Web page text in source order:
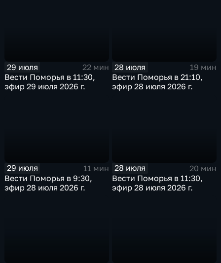
29 июля
22 мин
Вести Поморья в 11:30,
эфир 29 июля 2026 г.
28 июля
19 мин
Вести Поморья в 21:10,
эфир 28 июля 2026 г.
29 июля
11 мин
Вести Поморья в 9:30,
эфир 28 июля 2026 г.
28 июля
20 мин
Вести Поморья в 11:30,
эфир 28 июля 2026 г.